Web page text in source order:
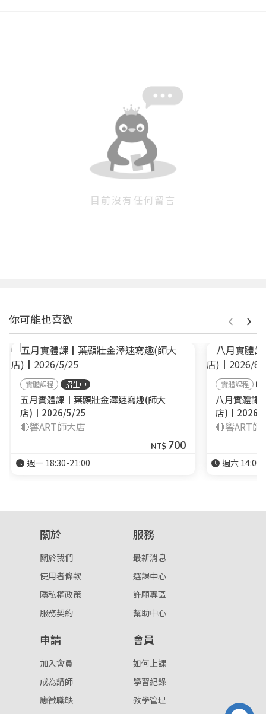
目前沒有任何留言
你可能也喜歡
實體課程 招生中
五月實體課┃葉顯壯金澤速寫趣(師大
店)┃2026/5/25
🔴響ART師大店
NT$ 700
週一 18:30-21:00
實體課程
八月實體課
店)┃2026/
🔴響ART師
週六
‹ ›
關於
關於我們
使用者條款
隱私權政策
服務契約
服務
最新消息
選課中心
許願專區
幫助中心
申請
加入會員
成為講師
應徵職缺
會員
如何上課
學習紀錄
教學管理